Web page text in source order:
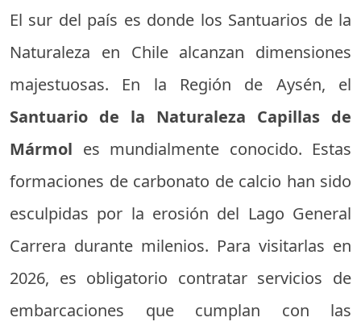
El sur del país es donde los Santuarios de la
Naturaleza en Chile alcanzan dimensiones
majestuosas. En la Región de Aysén, el
Santuario de la Naturaleza Capillas de
Mármol es mundialmente conocido. Estas
formaciones de carbonato de calcio han sido
esculpidas por la erosión del Lago General
Carrera durante milenios. Para visitarlas en
2026, es obligatorio contratar servicios de
embarcaciones que cumplan con las